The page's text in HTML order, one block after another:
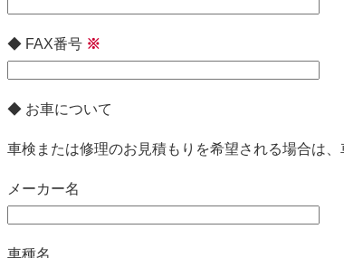
◆ FAX番号 ※
◆ お車について
車検または修理のお見積もりを希望される場合は
メーカー名
車種名